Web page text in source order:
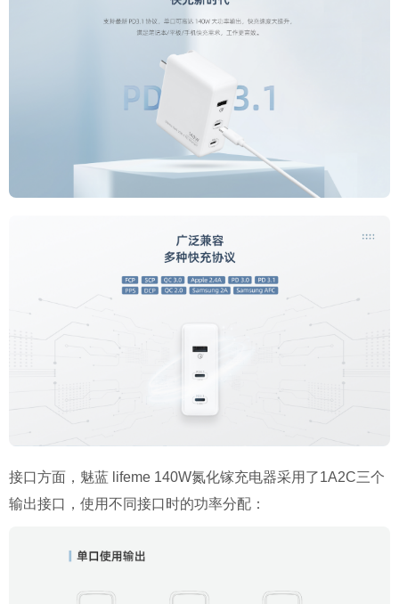
接口方面，魅蓝 lifeme 140W氮化镓充电器采用了1A2C三个
输出接口，使用不同接口时的功率分配：